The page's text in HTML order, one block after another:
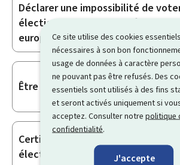
Ce site utilise des cookies essentiels
nécessaires à son bon
usage de données à caractère
ne pouvant pas être refusés. Des
essentiels sont utilisés à des fins
et seront activés uniquement si
acceptez. Consulter notrepolitique
confidentialité.
J'accepte
Déclarer une impossibilité de
élections communales, législatives,
européennes ou à un référendum
Être candidat aux élections
Certificat d’inscription sur les listes
électorales